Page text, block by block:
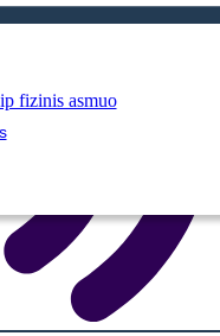
fizinis asmuo